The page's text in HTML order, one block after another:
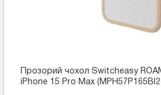
Прозорий чохол Switcheasy
iPhone 15 Pro Max